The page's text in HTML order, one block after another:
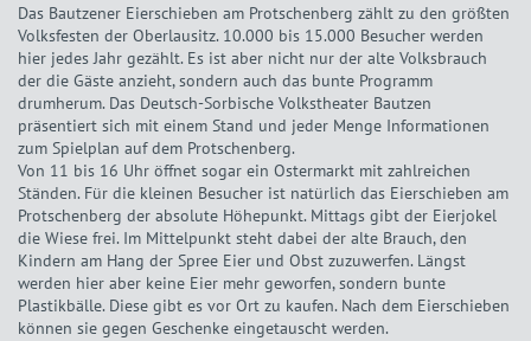
Das Bautzener Eierschieben am Protschenberg zählt zu den größten
Volksfesten der Oberlausitz. 10.000 bis 15.000 Besucher werden
hier jedes Jahr gezählt. Es ist aber nicht nur der alte Volksbrauch
der die Gäste anzieht, sondern auch das bunte Programm
drumherum. Das Deutsch-Sorbische Volkstheater Bautzen
präsentiert sich mit einem Stand und jeder Menge Informationen
zum Spielplan auf dem Protschenberg.
Von 11 bis 16 Uhr öffnet sogar ein Ostermarkt mit zahlreichen
Ständen. Für die kleinen Besucher ist natürlich das Eierschieben am
Protschenberg der absolute Höhepunkt. Mittags gibt der Eierjokel
die Wiese frei. Im Mittelpunkt steht dabei der alte Brauch, den
Kindern am Hang der Spree Eier und Obst zuzuwerfen. Längst
werden hier aber keine Eier mehr geworfen, sondern bunte
Plastikbälle. Diese gibt es vor Ort zu kaufen. Nach dem Eierschieben
können sie gegen Geschenke eingetauscht werden.